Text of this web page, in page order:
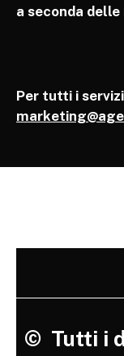
a seconda
Per tutti i
© Tutti i